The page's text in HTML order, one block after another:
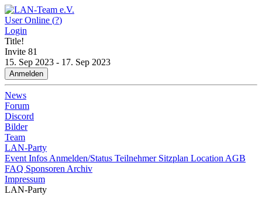
User Online (?)
Login
Title!
Invite 81
15. Sep 2023 - 17. Sep 2023
Anmelden
News
Forum
Discord
Bilder
Team
LAN-Party
Event Infos Anmelden/Status Teilnehmer Sitzplan Location AGB
FAQ Sponsoren Archiv
Impressum
LAN-Party